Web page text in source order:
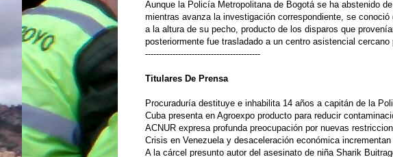
Aunque la Policía Metropolitana de Bogotá se ha abstenido
mientras avanza la investigación correspondiente, se
a la altura de su pecho, producto de los disparos que
posteriormente fue trasladado a un centro asistencial cercano
------------------------------------------
Titulares De Prensa
Procuraduría destituye e inhabilita 14 años a capitán de la
Cuba presenta en Agroexpo producto para reducir
ACNUR expresa profunda preocupación por nuevas
Crisis en Venezuela y desaceleración económica
A la cárcel presunto autor del asesinato de niña Sharik